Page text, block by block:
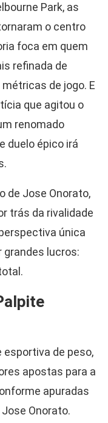
Park, as
o centro
foca em quem
refinada de
de jogo. E
que agitou o
renomado
duelo épico irá
de Jose Onorato,
trás da rivalidade
única
grandes lucros:
esportiva de peso,
apostas para a
apuradas
Onorato.